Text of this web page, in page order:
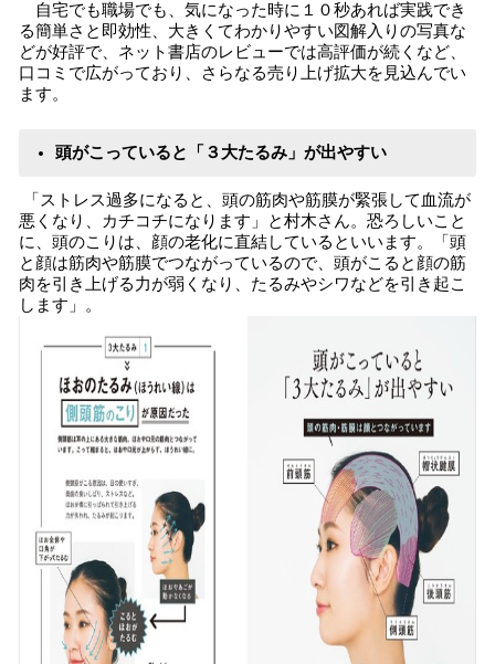
自宅でも職場でも、気になった時に１０秒あれば実践でき
る簡単さと即効性、大きくてわかりやすい図解入りの写真な
どが好評で、ネット書店のレビューでは高評価が続くなど、
口コミで広がっており、さらなる売り上げ拡大を見込んでい
ます。
頭がこっていると「３大たるみ」が出やすい
「ストレス過多になると、頭の筋肉や筋膜が緊張して血流が
悪くなり、カチコチになります」と村木さん。恐ろしいこと
に、頭のこりは、顔の老化に直結しているといいます。「頭
と顔は筋肉や筋膜でつながっているので、頭がこると顔の筋
肉を引き上げる力が弱くなり、たるみやシワなどを引き起こ
します」。